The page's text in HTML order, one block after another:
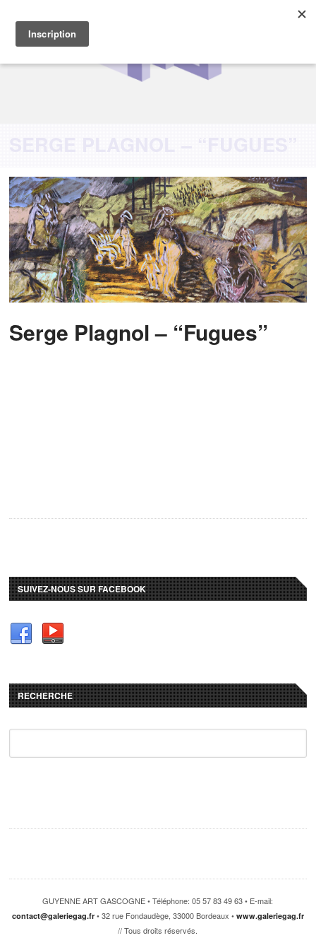
SERGE PLAGNOL – “FUGUES”
Serge Plagnol – “Fugues”
SUIVEZ-NOUS SUR FACEBOOK
RECHERCHE
GUYENNE ART GASCOGNE • Téléphone: 05 57 83 49 63 • E-mail:
contact@galeriegag.fr• 32 rue Fondaudège, 33000 Bordeaux • www.galeriegag.fr
// Tous droits réservés.